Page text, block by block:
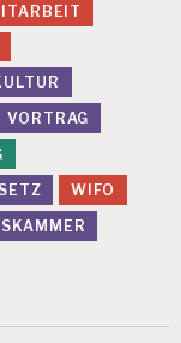
VORTRAG
WIFO